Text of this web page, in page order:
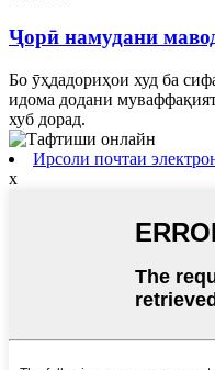
Ҷорӣ намудани
Бо ӯҳдадориҳои худ ба
идома додани
хуб дорад.
Ирсоли почтаи
x